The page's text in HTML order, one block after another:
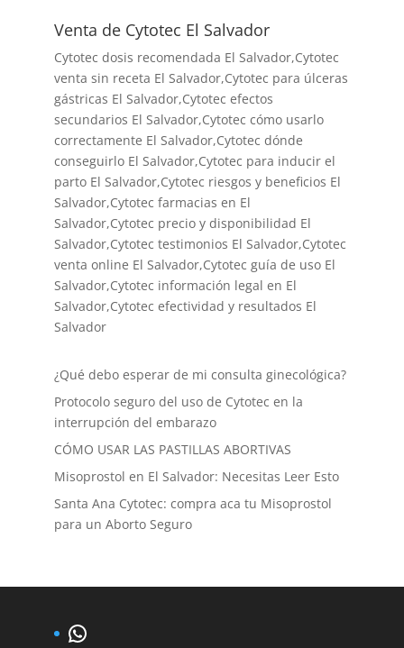
Venta de Cytotec El Salvador
Cytotec dosis recomendada El Salvador,Cytotec
venta sin receta El Salvador,Cytotec para úlceras
gástricas El Salvador,Cytotec efectos
secundarios El Salvador,Cytotec cómo usarlo
correctamente El Salvador,Cytotec dónde
conseguirlo El Salvador,Cytotec para inducir el
parto El Salvador,Cytotec riesgos y beneficios El
Salvador,Cytotec farmacias en El
Salvador,Cytotec precio y disponibilidad El
Salvador,Cytotec testimonios El Salvador,Cytotec
venta online El Salvador,Cytotec guía de uso El
Salvador,Cytotec información legal en El
Salvador,Cytotec efectividad y resultados El
Salvador
¿Qué debo esperar de mi consulta ginecológica?
Protocolo seguro del uso de Cytotec en la
interrupción del embarazo
CÓMO USAR LAS PASTILLAS ABORTIVAS
Misoprostol en El Salvador: Necesitas Leer Esto
Santa Ana Cytotec: compra aca tu Misoprostol
para un Aborto Seguro
WhatsApp